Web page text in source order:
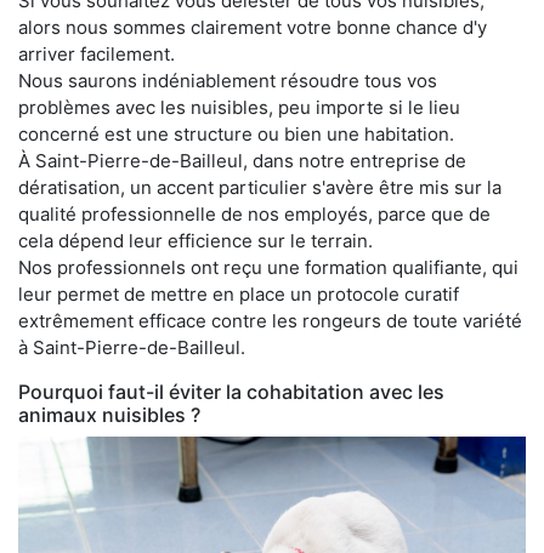
alors nous sommes clairement votre bonne chance d'y
arriver facilement.
Nous saurons indéniablement résoudre tous vos
problèmes avec les nuisibles, peu importe si le lieu
concerné est une structure ou bien une habitation.
À Saint-Pierre-de-Bailleul, dans notre entreprise de
dératisation, un accent particulier s'avère être mis sur la
qualité professionnelle de nos employés, parce que de
cela dépend leur efficience sur le terrain.
Nos professionnels ont reçu une formation qualifiante, qui
leur permet de mettre en place un protocole curatif
extrêmement efficace contre les rongeurs de toute variété
à Saint-Pierre-de-Bailleul.
Pourquoi faut-il éviter la cohabitation avec les
animaux nuisibles ?